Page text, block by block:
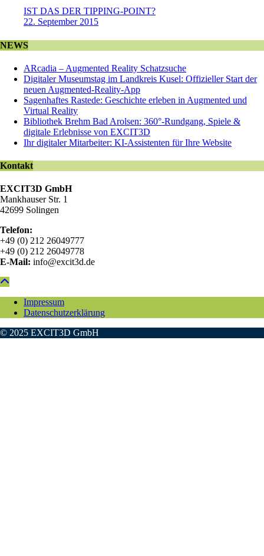
IST DAS DER TIPPING-POINT?
22. September 2015
NEWS
ARcadia – Augmented Reality Schatzsuche
Digitaler Museumstag im Landkreis Kusel: Offizieller Start der
neuen Augmented-Reality-App
Sagenhaftes Rastede: Geschichte erleben in Augmented und
Virtual Reality
Bibliothek Brehm Bad Arolsen: 360°-Rundgang, Spiele &
digitale Erlebnisse von EXCIT3D
Ihr digitaler Mitarbeiter: KI-Assistenten für Ihre Website
Kontakt
EXCIT3D GmbH
Mankhauser Str. 1
42699 Solingen
Telefon:
+49 (0) 212 26049777
+49 (0) 212 26049778
E-Mail: info@excit3d.de
Impressum
Datenschutzerklärung
© 2025 EXCIT3D GmbH